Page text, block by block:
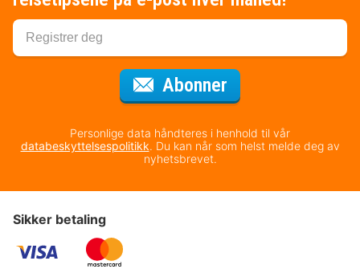
Abonner
Personlige data håndteres i henhold til vår
databeskyttelsespolitikk. Du kan når som helst melde deg av
nyhetsbrevet.
Sikker betaling